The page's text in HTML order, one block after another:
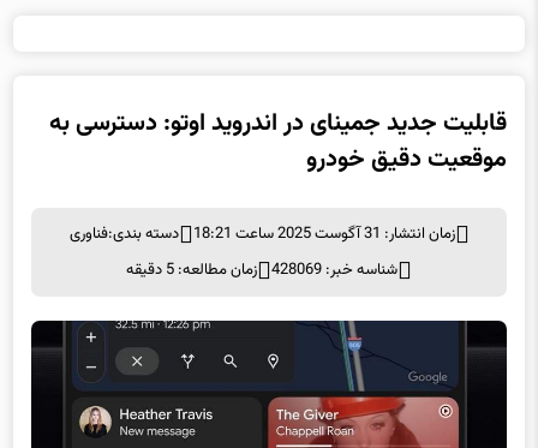
قابلیت جدید جمینای در اندروید اوتو: دسترسی به
موقعیت دقیق خودرو
زمان انتشار: 31 آگوست 2025 ساعت 18:21 دسته بندی:فناوری
شناسه خبر: 428069
زمان مطالعه: 5 دقیقه